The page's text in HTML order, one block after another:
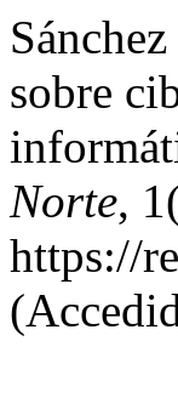
sobre
Norte,
https://